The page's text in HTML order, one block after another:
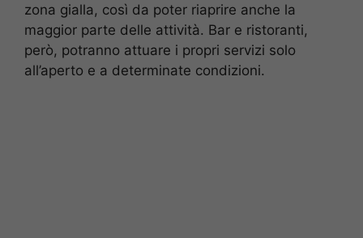
zona gialla, così da poter riaprire anche la
maggior parte delle attività. Bar e ristoranti,
però, potranno attuare i propri servizi solo
all’aperto e a determinate condizioni.